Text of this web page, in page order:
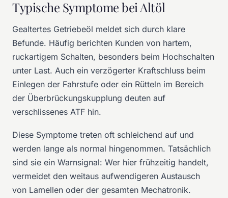
Typische Symptome bei Altöl
Gealtertes Getriebeöl meldet sich durch klare
Befunde. Häufig berichten Kunden von hartem,
ruckartigem Schalten, besonders beim Hochschalten
unter Last. Auch ein verzögerter Kraftschluss beim
Einlegen der Fahrstufe oder ein Rütteln im Bereich
der Überbrückungskupplung deuten auf
verschlissenes ATF hin.
Diese Symptome treten oft schleichend auf und
werden lange als normal hingenommen. Tatsächlich
sind sie ein Warnsignal: Wer hier frühzeitig handelt,
vermeidet den weitaus aufwendigeren Austausch
von Lamellen oder der gesamten Mechatronik.